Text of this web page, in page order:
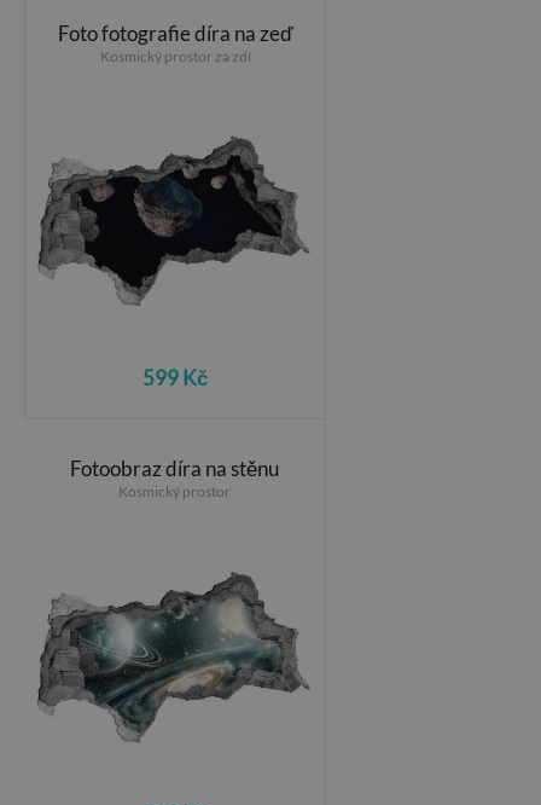
Foto fotografie díra na zeď
Kosmický prostor za zdí
599 Kč
Fotoobraz díra na stěnu
Kosmický prostor